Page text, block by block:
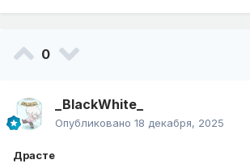
0
_BlackWhite_
Опубликовано 18 декабря, 2025
Драсте